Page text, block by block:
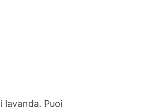
lavanda. Puoi